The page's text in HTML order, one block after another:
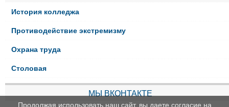
История колледжа
Противодействие экстремизму
Охрана труда
Столовая
МЫ ВКОНТАКТЕ
Продолжая использовать наш сайт, вы даете согласие на